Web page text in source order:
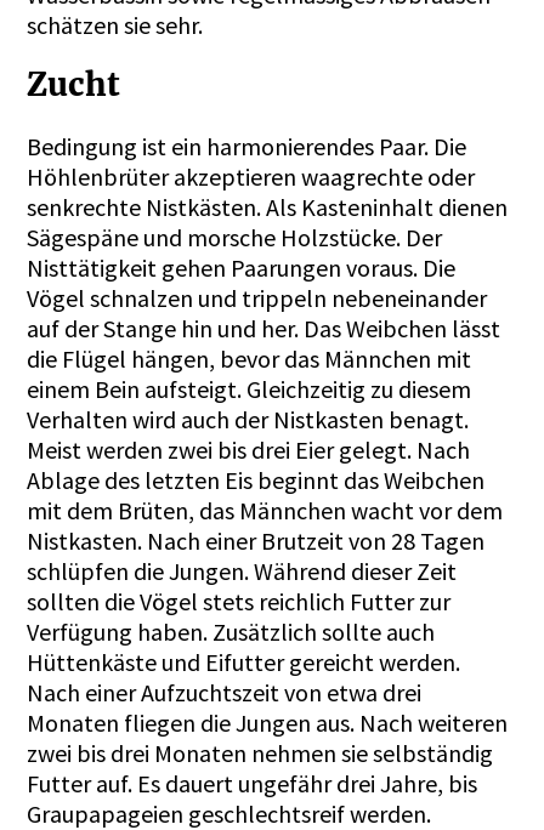
schätzen sie sehr.
Zucht
Bedingung ist ein harmonierendes Paar. Die
Höhlenbrüter akzeptieren waagrechte oder
senkrechte Nistkästen. Als Kasteninhalt dienen
Sägespäne und morsche Holzstücke. Der
Nisttätigkeit gehen Paarungen voraus. Die
Vögel schnalzen und trippeln nebeneinander
auf der Stange hin und her. Das Weibchen lässt
die Flügel hängen, bevor das Männchen mit
einem Bein aufsteigt. Gleichzeitig zu diesem
Verhalten wird auch der Nistkasten benagt.
Meist werden zwei bis drei Eier gelegt. Nach
Ablage des letzten Eis beginnt das Weibchen
mit dem Brüten, das Männchen wacht vor dem
Nistkasten. Nach einer Brutzeit von 28 Tagen
schlüpfen die Jungen. Während dieser Zeit
sollten die Vögel stets reichlich Futter zur
Verfügung haben. Zusätzlich sollte auch
Hüttenkäste und Eifutter gereicht werden.
Nach einer Aufzuchtszeit von etwa drei
Monaten fliegen die Jungen aus. Nach weiteren
zwei bis drei Monaten nehmen sie selbständig
Futter auf. Es dauert ungefähr drei Jahre, bis
Graupapageien geschlechtsreif werden.